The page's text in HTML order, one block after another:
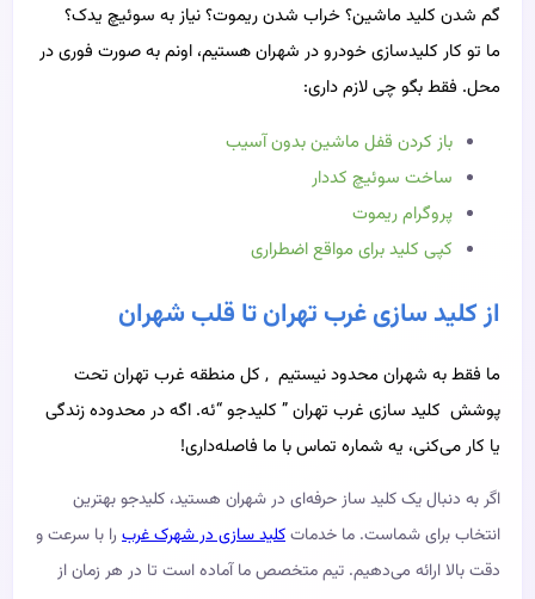
گم شدن کلید ماشین؟ خراب شدن ریموت؟ نیاز به سوئیچ یدک؟
ما تو کار کلیدسازی خودرو در شهران هستیم، اونم به صورت فوری در
محل. فقط بگو چی لازم داری:
باز کردن قفل ماشین بدون آسیب
ساخت سوئیچ کددار
پروگرام ریموت
کپی کلید برای مواقع اضطراری
از کلید سازی غرب تهران تا قلب شهران
ما فقط به شهران محدود نیستیم , کل منطقه غرب تهران تحت
پوشش کلید سازی غرب تهران ” کلیدجو “ئه. اگه در محدوده زندگی
یا کار می‌کنی، یه شماره تماس با ما فاصله‌داری!
اگر به دنبال یک کلید ساز حرفه‌ای در شهران هستید، کلیدجو بهترین
انتخاب برای شماست. ما خدماتکلید سازی در شهرک غرب را با سرعت و
دقت بالا ارائه می‌دهیم. تیم متخصص ما آماده است تا در هر زمان از